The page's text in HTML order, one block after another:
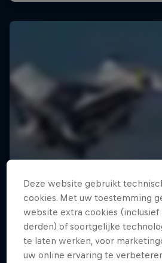
Deze website gebruikt
cookies. Met uw toestemming
website extra cookies (inclusief
derden) of soortgelijke
te laten werken, voor
uw online ervaring te